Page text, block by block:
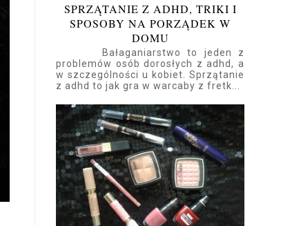
SPRZĄTANIE Z ADHD, TRIKI I
SPOSOBY NA PORZĄDEK W
DOMU
Bałaganiarstwo to jeden z
problemów osób dorosłych z adhd, a
w szczególności u kobiet. Sprzątanie
z adhd to jak gra w warcaby z fretk...